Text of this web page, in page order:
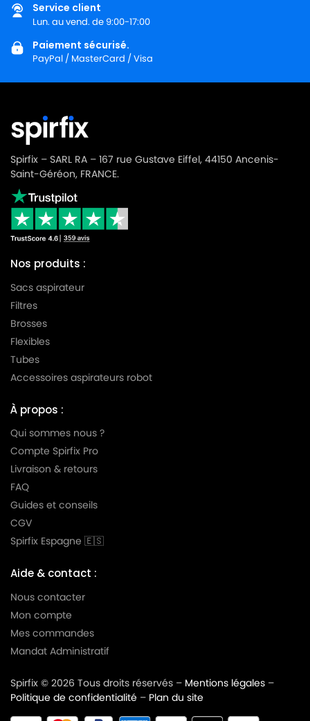
Service client
Lun. au vend. de 9:00-17:00
Paiement sécurisé.
PayPal / MasterCard / Visa
Spirfix – SARL RA – 167 rue Gustave Eiffel, 44150 Ancenis-
Saint-Géréon, FRANCE.
Nos produits :
Sacs aspirateur
Filtres
Brosses
Flexibles
Tubes
Accessoires aspirateurs robot
À propos :
Qui sommes nous ?
Compte Spirfix Pro
Livraison & retours
FAQ
Guides et conseils
CGV
Spirfix Espagne 🇪🇸
Aide & contact :
Nous contacter
Mon compte
Mes commandes
Mandat Administratif
Spirfix © 2026 Tous droits réservés – Mentions légales –
Politique de confidentialité – Plan du site